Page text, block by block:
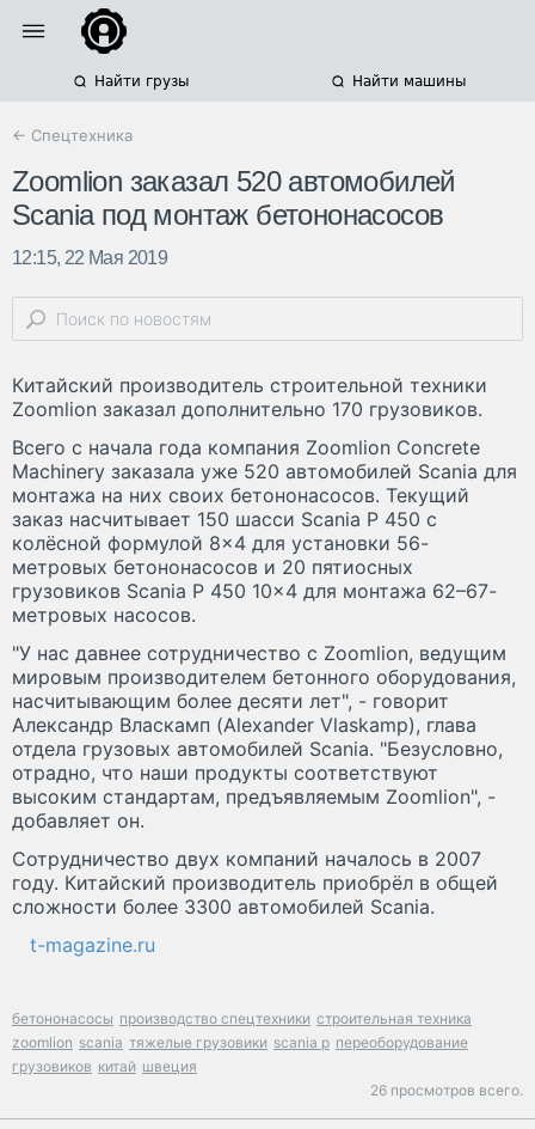
Найти грузы Найти машины
← Спецтехника
Zoomlion заказал 520 автомобилей
Scania под монтаж бетононасосов
12:15, 22 Мая 2019
Китайский производитель строительной техники
Zoomlion заказал дополнительно 170 грузовиков.
Всего с начала года компания Zoomlion Concrete
Machinery заказала уже 520 автомобилей Scania для
монтажа на них своих бетононасосов. Текущий
заказ насчитывает 150 шасси Scania P 450 с
колёсной формулой 8×4 для установки 56-
метровых бетононасосов и 20 пятиосных
грузовиков Scania P 450 10×4 для монтажа 62–67-
метровых насосов.
"У нас давнее сотрудничество с Zoomlion, ведущим
мировым производителем бетонного оборудования,
насчитывающим более десяти лет", - говорит
Александр Власкамп (Alexander Vlaskamp), глава
отдела грузовых автомобилей Scania. "Безусловно,
отрадно, что наши продукты соответствуют
высоким стандартам, предъявляемым Zoomlion", -
добавляет он.
Сотрудничество двух компаний началось в 2007
году. Китайский производитель приобрёл в общей
сложности более 3300 автомобилей Scania.
t-magazine.ru
бетононасосы производство спецтехники строительная техника
zoomlion scania тяжелые грузовики scania p переоборудование
грузовиков китай швеция
26 просмотров всего.